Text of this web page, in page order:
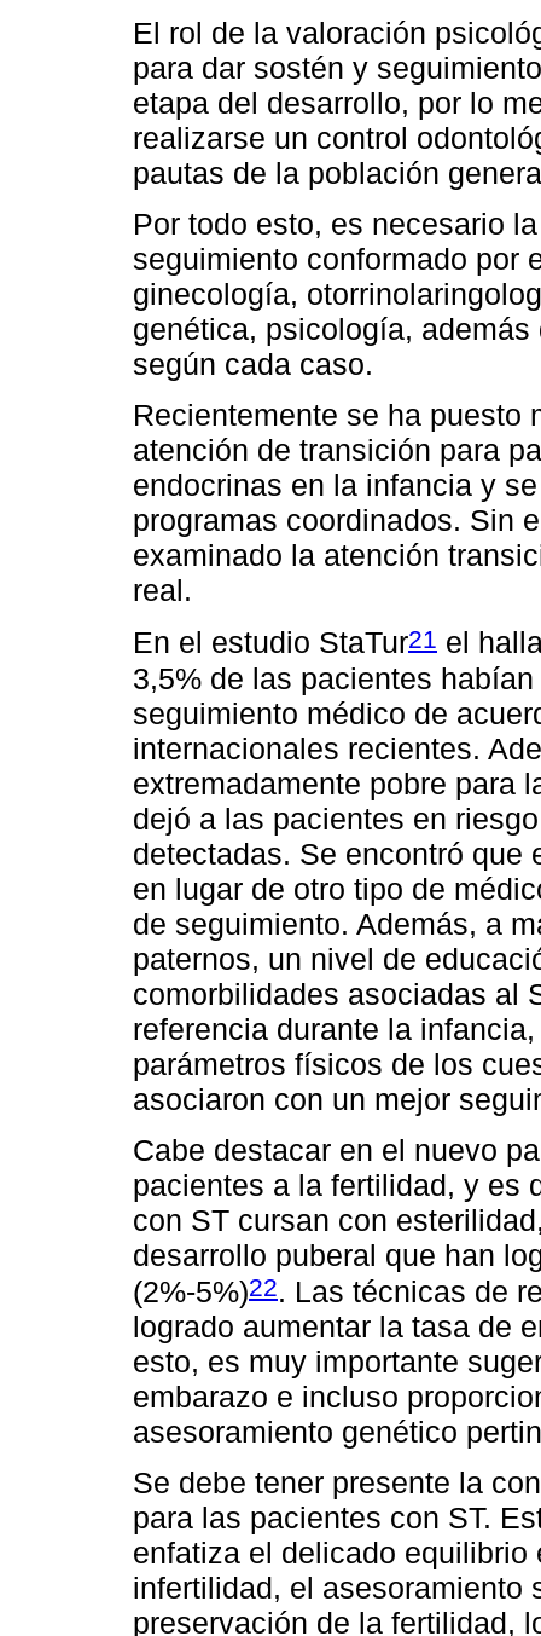
El rol de la valoración
para dar sostén y
etapa del desarrollo, por lo
realizarse un control
pautas de la población
Por todo esto, es necesario
seguimiento conformado por
ginecología,
genética, psicología,
según cada caso.
Recientemente se ha puesto
atención de transición para
endocrinas en la infancia y
programas coordinados. Sin
examinado la atención
real.
En el estudio StaTur21 el
3,5% de las pacientes
seguimiento médico de
internacionales recientes.
extremadamente pobre para
dejó a las pacientes en
detectadas. Se encontró que
en lugar de otro tipo de
de seguimiento. Además, a
paternos, un nivel de
comorbilidades asociadas al
referencia durante la
parámetros físicos de los
asociaron con un mejor
Cabe destacar en el nuevo
pacientes a la fertilidad, y es
con ST cursan con
desarrollo puberal que han
(2%-5%)22. Las técnicas de
logrado aumentar la tasa de
esto, es muy importante
embarazo e incluso
asesoramiento genético
Se debe tener presente la
para las pacientes con ST.
enfatiza el delicado
infertilidad, el asesoramiento
preservación de la fertilidad,